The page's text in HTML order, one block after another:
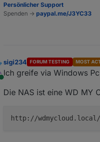
Persönlicher Support
Spenden -> paypal.me/J3YC33
Online
sigi234 FORUM TESTING MOST
Ich greife via Windows
Die NAS ist eine WD MY
http://